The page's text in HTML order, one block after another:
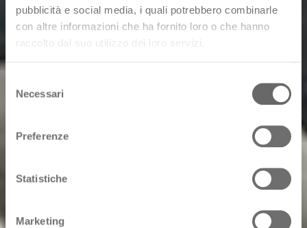
pubblicità e social media, i quali potrebbero combinarle
con altre informazioni che ha fornito loro o che hanno
raccolto dal suo utilizzo dei loro servizi.
delNecessari
Preferenze
Statistiche
Marketing